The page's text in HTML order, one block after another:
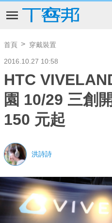
首頁 穿戴裝置
2016.10.27 10:58
HTC
園 10/29 三創
150 元起
洪詩詩